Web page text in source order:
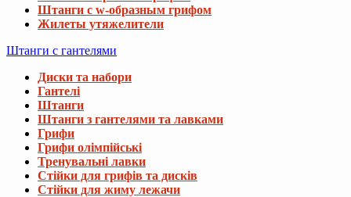
Штанги с w-образным грифом
Жилеты утяжелители
Штанги с гантелями
Диски та набори
Гантелі
Штанги
Штанги з гантелями та лавками
Грифи
Грифи олімпійські
Тренувальні лавки
Стійки для грифів та дисків
Стійки для жиму лежачи